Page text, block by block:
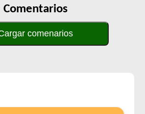
Comentarios
comenarios